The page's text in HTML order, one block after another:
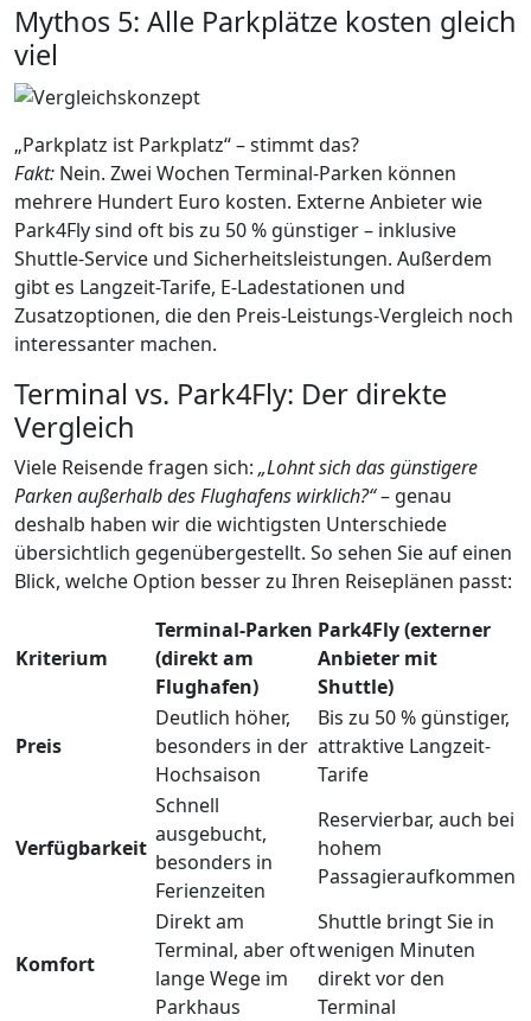
Mythos 5: Alle Parkplätze kosten gleich
viel
„Parkplatz ist Parkplatz“ – stimmt das?
Fakt: Nein. Zwei Wochen Terminal-Parken können
mehrere Hundert Euro kosten. Externe Anbieter wie
Park4Fly sind oft bis zu 50 % günstiger – inklusive
Shuttle-Service und Sicherheitsleistungen. Außerdem
gibt es Langzeit-Tarife, E-Ladestationen und
Zusatzoptionen, die den Preis-Leistungs-Vergleich noch
interessanter machen.
Terminal vs. Park4Fly: Der direkte
Vergleich
Viele Reisende fragen sich: „Lohnt sich das günstigere
Parken außerhalb des Flughafens wirklich?“– genau
deshalb haben wir die wichtigsten Unterschiede
übersichtlich gegenübergestellt. So sehen Sie auf einen
Blick, welche Option besser zu Ihren Reiseplänen passt:
Kriterium
Terminal-Parken
(direkt am
Flughafen)
Park4Fly (externer
Anbieter mit
Shuttle)
Preis
Deutlich höher,
besonders in der
Hochsaison
Bis zu 50 % günstiger,
attraktive Langzeit-
Tarife
Verfügbarkeit
Schnell
ausgebucht,
besonders in
Ferienzeiten
Reservierbar, auch bei
hohem
Passagieraufkommen
Komfort
Direkt am
Terminal, aber oft
lange Wege im
Parkhaus
Shuttle bringt Sie in
wenigen Minuten
direkt vor den
Terminal